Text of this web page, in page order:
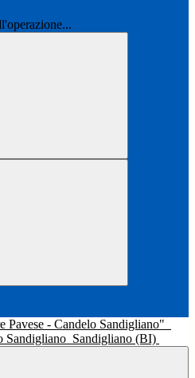
Sandigliano Sandigliano (BI)